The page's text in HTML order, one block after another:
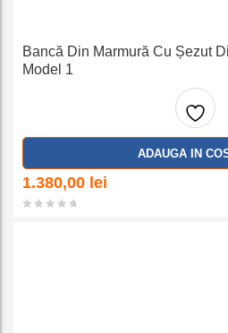
Bancă Din Marmură Cu Șezut
Model 1
Adaug
ADAUGA IN
1.380,00 lei